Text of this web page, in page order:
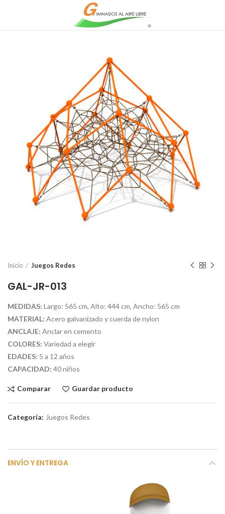
Inicio Juegos Redes
GAL-JR-013
MEDIDAS: Largo: 565 cm, Alto: 444 cm, Ancho: 565 cm
MATERIAL: Acero galvanizado y cuerda de nylon
ANCLAJE: Anclar en cemento
COLORES: Variedad a elegir
EDADES: 5 a 12 años
CAPACIDAD: 40 niños
Comparar Guardar producto
Categoría: Juegos Redes
ENVÍO Y ENTREGA